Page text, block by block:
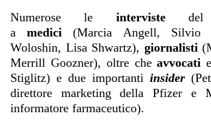
Numerose le intervistedel
amedici (Marcia Angell, Silvio
Woloshin, Lisa Shwartz), giornalisti
Merrill Goozner), oltre cheavvocati
Stiglitz) e due importanti insider
direttore marketing della Pfizer e
informatore farmaceutico).